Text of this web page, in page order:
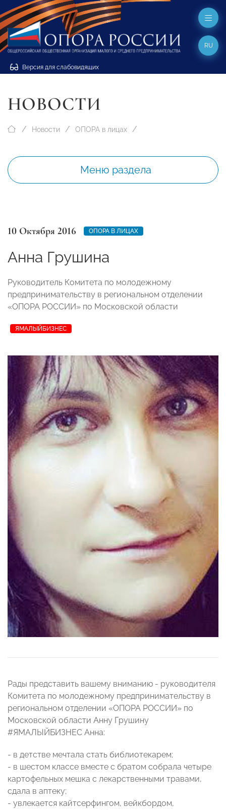
Версия для слабовидящих
RU
НОВОСТИ
Новости ОПОРА в лицах
Меню раздела
10 Октября 2016 ОПОРА В ЛИЦАХ
Анна Грушина
Руководитель Комитета по молодежному
предпринимательству в региональном отделении
«ОПОРА РОССИИ» по Московской области
ЯМАЛЫЙБИЗНЕС
Рады представить вашему вниманию - руководителя
Комитета по молодежному предпринимательству в
региональном отделении «ОПОРА РОССИИ» по
Московской области Анну Грушину
#ЯМАЛЫЙБИЗНЕС Анна:
- в детстве мечтала стать библиотекарем;
- в шестом классе вместе с братом собрала четыре
картофельных мешка с лекарственными травами,
сдала в аптеку;
- увлекается кайтсерфингом, вейкбордом,